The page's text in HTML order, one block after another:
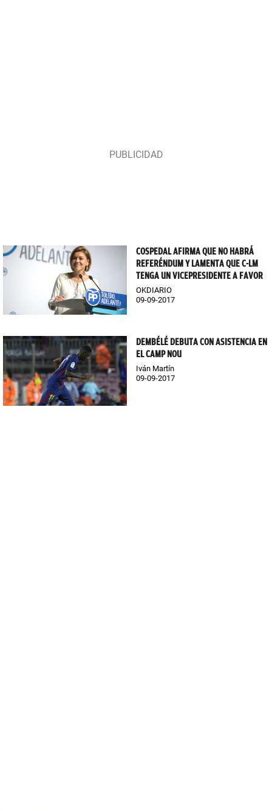
COSPEDAL AFIRMA QUE NO HABRÁ
REFERÉNDUM Y LAMENTA QUE C-LM
TENGA UN VICEPRESIDENTE A FAVOR
OKDIARIO
09-09-2017
DEMBÉLÉ DEBUTA CON ASISTENCIA EN
EL CAMP NOU
Iván Martín
09-09-2017